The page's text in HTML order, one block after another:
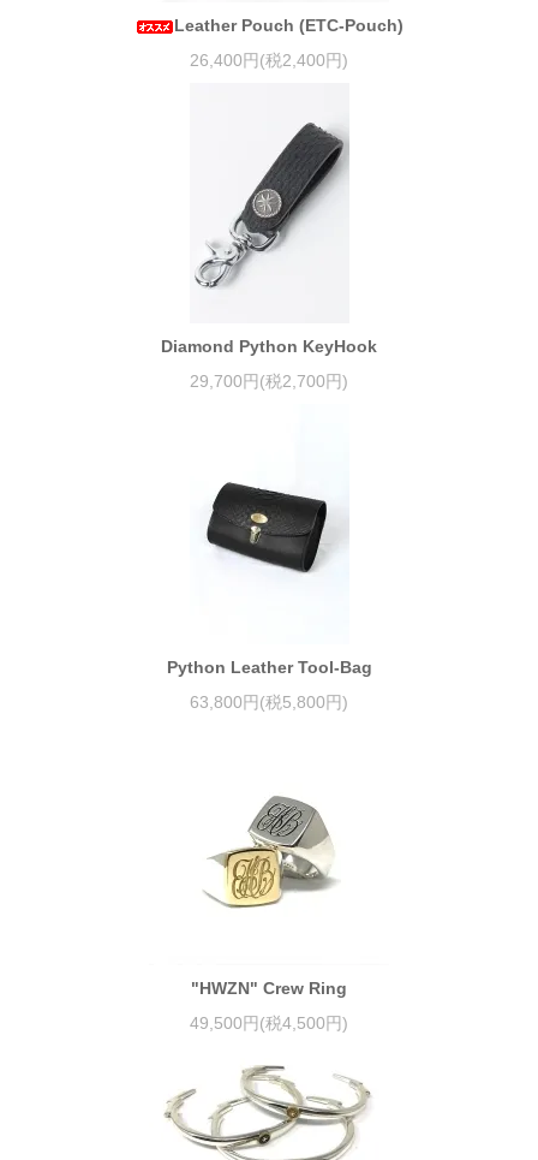
Leather Pouch (ETC-Pouch)
26,400円(税2,400円)
Diamond Python KeyHook
29,700円(税2,700円)
Python Leather Tool-Bag
63,800円(税5,800円)
"HWZN" Crew Ring
49,500円(税4,500円)